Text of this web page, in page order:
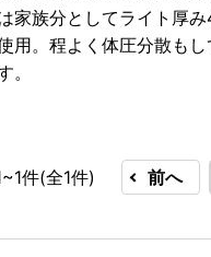
家族分としてライト厚
用。程よく体圧分散も
。
件(全1件) 前へ